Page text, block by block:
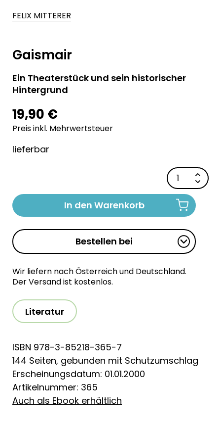
FELIX MITTERER
Gaismair
Ein Theaterstück und sein historischer
Hintergrund
19,90 €
Preis inkl. Mehrwertsteuer
lieferbar
In den Warenkorb
Bestellen bei
Wir liefern nach Österreich und Deutschland.
Der Versand ist kostenlos.
Literatur
ISBN 978-3-85218-365-7
144 Seiten, gebunden mit Schutzumschlag
Erscheinungsdatum: 01.01.2000
Artikelnummer: 365
Auch als Ebook erhältlich